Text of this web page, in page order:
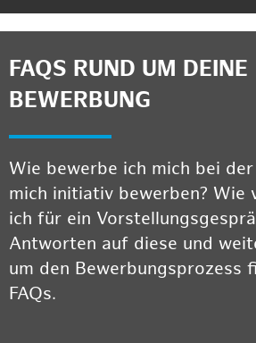
FAQS RUND UM DEINE
BEWERBUNG
Wie bewerbe ich mich bei der
mich initiativ bewerben? Wie
ich für ein
Antworten auf diese und
um den Bewerbungsprozess
FAQs.